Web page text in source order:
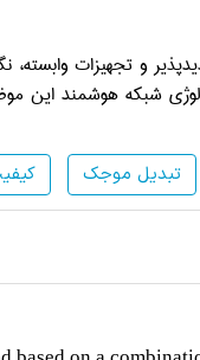
و تجهیزات وابسته،
شبکه هوشمند این
تبدیل موجک